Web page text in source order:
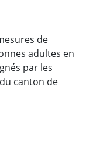
de
adultes en
par les
canton de